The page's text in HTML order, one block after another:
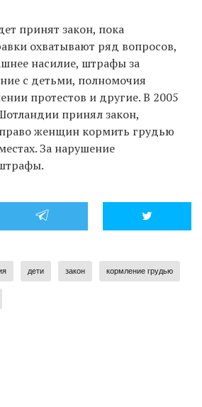
принят закон, пока
охватывают ряд вопросов,
насилие, штрафы за
с детьми, полномочия
протестов и другие. В 2005
принял закон,
женщин кормить грудью
За нарушение
дети закон кормление грудью